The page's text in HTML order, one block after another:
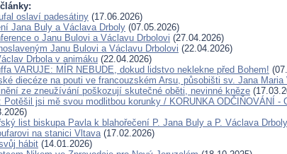
oslaví padesátiny (17.06.2026)
Jana Buly a Václava Drboly (07.05.2026)
o Janu Bulovi a Václavu Drbolovi (27.04.2026)
Janu Bulovi a Václavu Drbolovi (22.04.2026)
Drbola v animáku (22.04.2026)
VARUJE: MÍR NEBUDE, dokud lidstvo neklekne před Bohem!
diecéze na pouti ve francouzském Arsu, působišti sv. Jana Maria
ze zneužívání poškozují skutečné oběti, nevinné kněze
Potěšil jsi mě svou modlitbou korunky / KORUNKA ODČIŇOVÁNÍ -
list biskupa Pavla k blahořečení P. Jana Buly a P. Václava Drboly
na stanici Vltava(17.02.2026)
hábit (14.01.2026)